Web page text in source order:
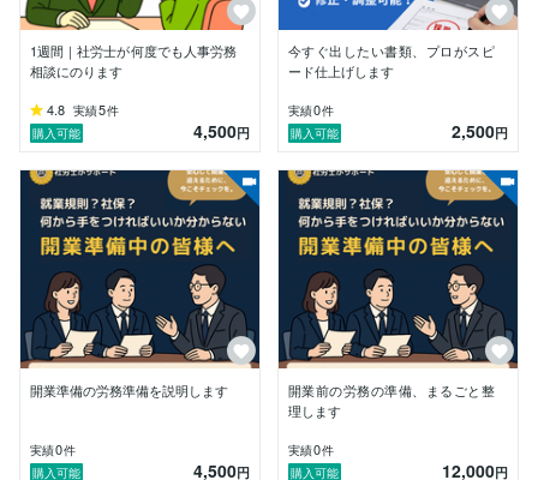
ンです。
法律の知識だけでなく、実務に即したアドバイス を提
供いたします。
2025年3月5日　社会保険労務士開業登録
つくば：ONO社会保険労務士事務所
属）
■担当者2自己紹介
これまで約9年間、人材業界で新卒・第二新卒を中心に
1,000名以上のキャリア支援を行ってきました。
株式会社リクルートではキャリアアドバイザーとして、
書類添削や模擬面接、フィードバックまで一貫して対応
し、MVPも受賞。企業の採用担当者と連携していた経
験から「採用される人の共通点」も熟知しています。
現在はダイレクトスカウトの法人支援にも従事し、「採
用ゼロ企業が3ヶ月で5名採用」など成果も。採用全般
1週間｜社労士が何度でも人事労務
相談にのります
4.8 実績5件
購入可能
4,500円
今すぐ出したい書類、プロがスピ
ード仕上げします
実績0件
購入可能
2,500円
開業準備の労務準備を説明します
実績0件
購入可能
4,500円
開業前の労務の準備、まるごと整
理します
実績0件
購入可能
12,000円